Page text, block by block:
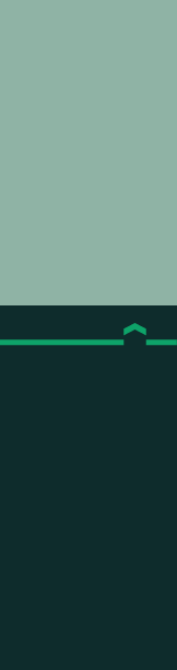
élevages de
la production
on y trouve une